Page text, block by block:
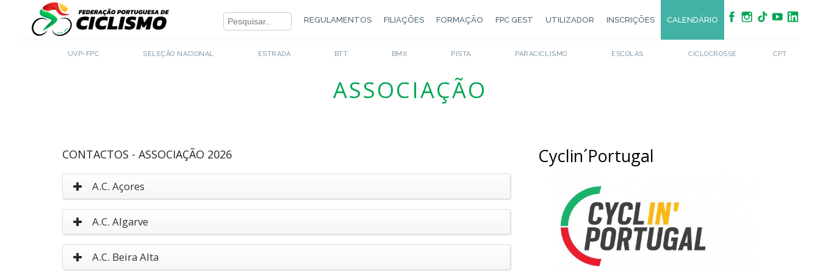
REGULAMENTOS FILIAÇÕES FORMAÇÃO FPC GEST UTILIZADOR INSCRIÇÕES CALENDÁRIO
UVP-FPC SELEÇÃO NACIONAL ESTRADA BTT BMX PISTA PARACICLISMO ESCOLAS CICLOCROSSE CPT
ASSOCIAÇÃO
CONTACTOS - ASSOCIAÇÃO 2026
A.C. Açores
A.C. Algarve
A.C. Beira Alta
Cyclin´Portugal